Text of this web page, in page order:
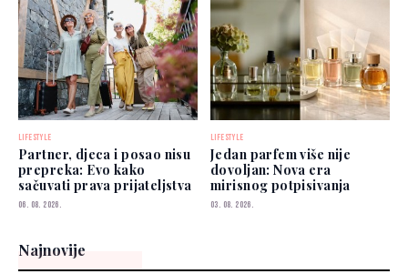
LIFESTYLE
Partner, djeca i posao nisu
prepreka: Evo kako
sačuvati prava prijateljstva
06. 08. 2026.
LIFESTYLE
Jedan parfem više nije
dovoljan: Nova era
mirisnog potpisivanja
03. 08. 2026.
Najnovije